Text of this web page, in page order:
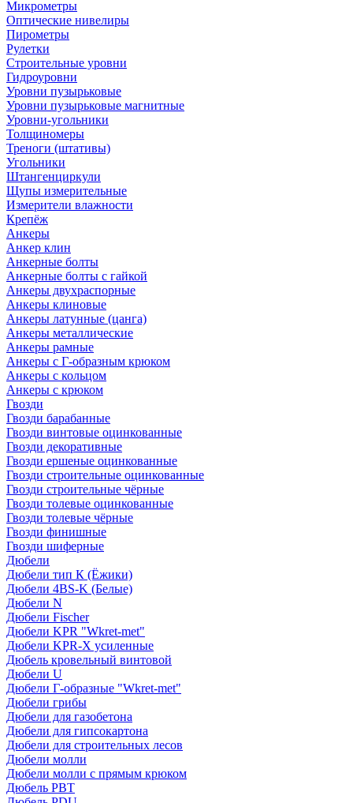
Микрометры
Оптические нивелиры
Пирометры
Рулетки
Строительные уровни
Гидроуровни
Уровни пузырьковые
Уровни пузырьковые магнитные
Уровни-угольники
Толщиномеры
Треноги (штативы)
Угольники
Штангенциркули
Щупы измерительные
Измерители влажности
Крепёж
Анкеры
Анкер клин
Анкерные болты
Анкерные болты с гайкой
Анкеры двухраспорные
Анкеры клиновые
Анкеры латунные (цанга)
Анкеры металлические
Анкеры рамные
Анкеры с Г-образным крюком
Анкеры с кольцом
Анкеры с крюком
Гвозди
Гвозди барабанные
Гвозди винтовые оцинкованные
Гвозди декоративные
Гвозди ершеные оцинкованные
Гвозди строительные оцинкованные
Гвозди строительные чёрные
Гвозди толевые оцинкованные
Гвозди толевые чёрные
Гвозди финишные
Гвозди шиферные
Дюбели
Дюбели тип К (Ёжики)
Дюбели 4BS-K (Белые)
Дюбели N
Дюбели Fischer
Дюбели KPR "Wkret-met"
Дюбели KPR-Х усиленные
Дюбель кровельный винтовой
Дюбели U
Дюбели Г-образные "Wkret-met"
Дюбели грибы
Дюбели для газобетона
Дюбели для гипсокартона
Дюбели для строительных лесов
Дюбели молли
Дюбели молли с прямым крюком
Дюбель PBT